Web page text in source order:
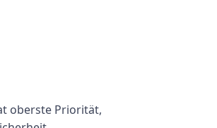
oberste Priorität,